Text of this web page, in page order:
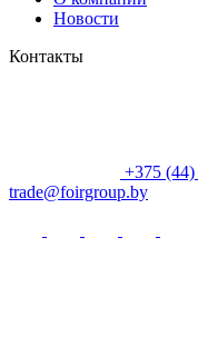
Новости
Контакты
+375
trade@foirgroup.by